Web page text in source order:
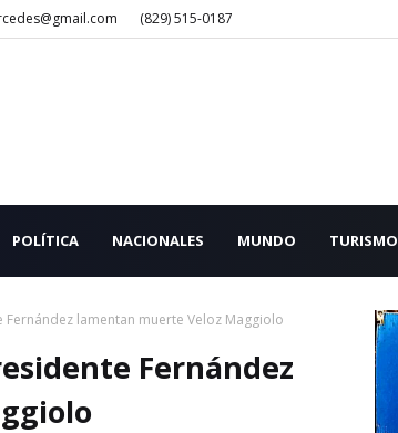
(829) 515-0187
POLÍTICA NACIONALES MUNDO TURISMO
lamentan muerte Veloz Maggiolo
Fernández